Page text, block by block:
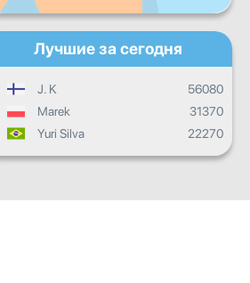
Лучшие за сегодня
J. K
56080
Marek
31370
Yuri Silva 22270